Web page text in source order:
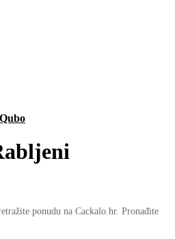
Qubo
ponudu na Cackalo.hr. Pronađite